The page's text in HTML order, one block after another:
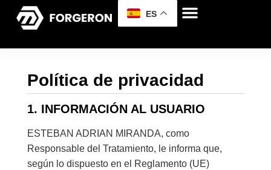
ES
Política de privacidad
1. INFORMACIÓN AL USUARIO
ESTEBAN ADRIAN MIRANDA, como
Responsable del Tratamiento, le informa que,
según lo dispuesto en el Reglamento (UE)